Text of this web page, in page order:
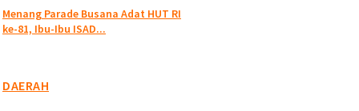
Menang Parade Busana Adat HUT RI
ke-81, Ibu-Ibu ISAD...
DAERAH